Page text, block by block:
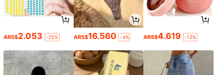
ARS$2.053 -25% ARS$16.560 -4% ARS$4.619 -13%